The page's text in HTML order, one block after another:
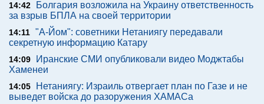
14:42
Болгария возложила на Украину ответственность
за взрыв БПЛА на своей территории
14:11 "А-Йом": советники Нетаниягу передавали
секретную информацию Катару
14:09
Иранские СМИ опубликовали видео Моджтабы
Хаменеи
14:05
Нетаниягу: Израиль отвергает план по Газе и не
выведет войска до разоружения ХАМАСа